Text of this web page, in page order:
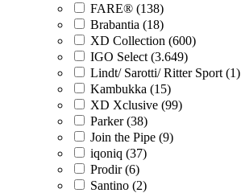
FARE® (138)
Brabantia (18)
XD Collection (600)
IGO Select (3.649)
Lindt/ Sarotti/ Ritter Sport (1)
Kambukka (15)
XD Xclusive (99)
Parker (38)
Join the Pipe (9)
iqoniq (37)
Prodir (6)
Santino (2)